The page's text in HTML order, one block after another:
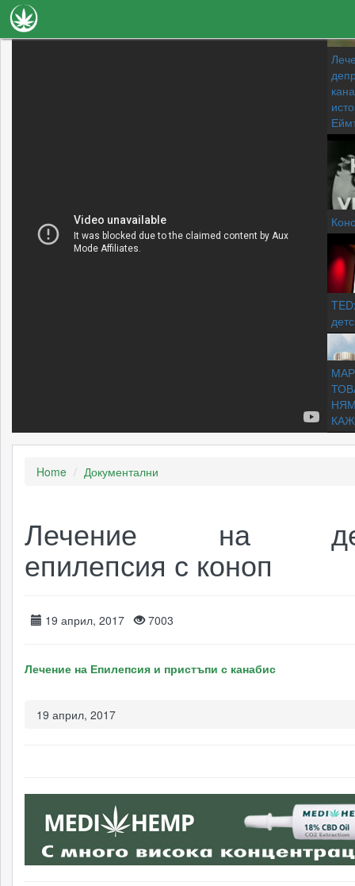
или
Home Документални
Лечение на
епилепсия с коноп
19 април, 2017 7003
Лечение на Епилепсия и пристъпи с канабис
19 април, 2017